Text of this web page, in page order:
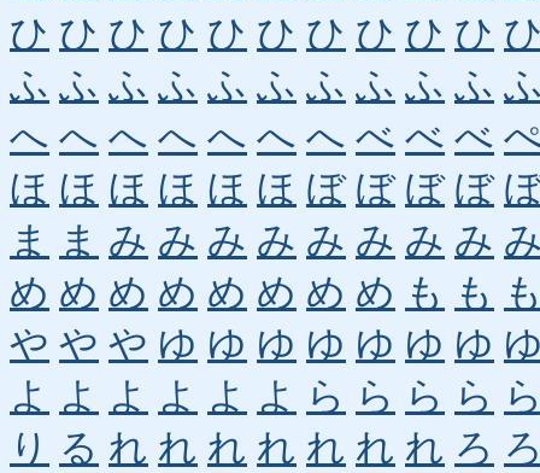
ひ ひ ひ ひ ひ ひ ひ ひ ひ ひ
ふ ふ ふ ふ ふ ふ ふ ふ ふ ふ
へ へ へ へ へ へ へ べ べ べ
ほ ほ ほ ほ ほ ほ ぼ ぼ ぼ ぼ
ま
ま み み み み み み み み
め め め め め め め め も も
や や や ゆ ゆ ゆ ゆ ゆ ゆ ゆ
よ よ よ よ よ よ ら ら ら ら
り る れ れ れ れ れ れ れ ろ